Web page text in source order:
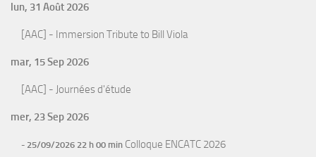
lun, 31 Août 2026
[AAC] - Immersion Tribute to Bill Viola
mar, 15 Sep 2026
[AAC] - Journées d'étude
mer, 23 Sep 2026
- 25/09/2026 22 h 00 min Colloque ENCATC 2026